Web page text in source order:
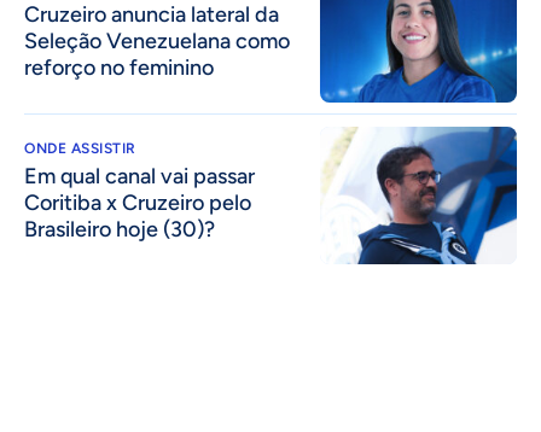
Cruzeiro anuncia lateral da
Seleção Venezuelana como
reforço no feminino
ONDE ASSISTIR
Em qual canal vai passar
Coritiba x Cruzeiro pelo
Brasileiro hoje (30)?